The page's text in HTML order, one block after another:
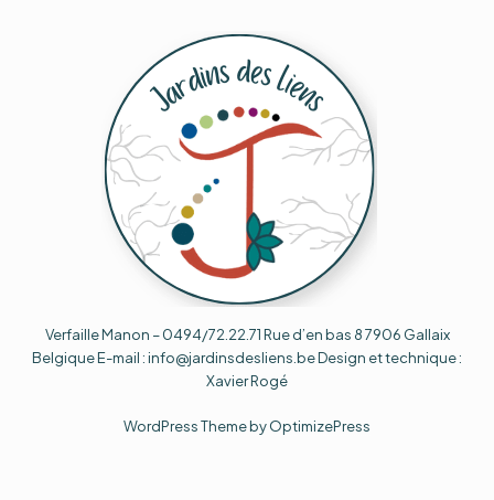
Verfaille Manon – 0494/72.22.71 Rue d’en bas 8 7906 Gallaix
Belgique E-mail : info@jardinsdesliens.be Design et technique :
Xavier Rogé
WordPress Theme by OptimizePress